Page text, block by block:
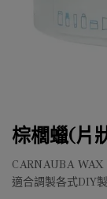
棕櫚蠟(片
CARNAUBA WAX
適合調製各式DIY